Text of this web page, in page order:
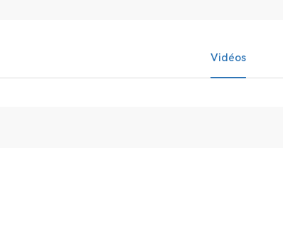
Vidéos